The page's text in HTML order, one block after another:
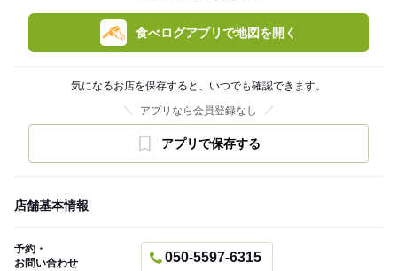
食べログアプリで地図を開く
気になるお店を保存すると、いつでも確認できます。
アプリなら会員登録なし
アプリで保存する
店舗基本情報
予約・
お問い合わせ
050-5597-6315